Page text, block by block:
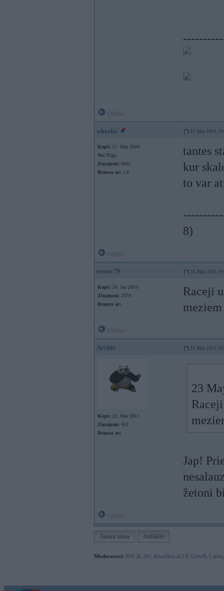
wheelie 23. May 2011,
Kopš: 21. Mar 2004
No: Rīga
Ziņojumi: 6862
Braucu ar: 1.6
tantes
kur
to var
8)
restar79 23. May 2011,
Kopš: 24. Jan 2010
Ziņojumi: 2974
Braucu ar:
Raceji
Archie 23. May 2011,
Kopš: 22. Mar 2011
Ziņojumi: 452
Braucu ar:
23
Jap!
žetoni
Jauna tēma Atbildēt
Moderatori: 968-jk AV AiwaShuraLLP, GirtzB Lafter